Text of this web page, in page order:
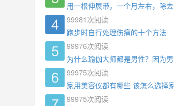
用一根伸展带，一个月左右，除
99981 次阅读
跑步时自行处理伤痛的十个方法
99976次阅读
为什么瑜伽大师都是男性？因为
99975次阅读
家用美容仪都有哪些 该怎么选择家
99975次阅读